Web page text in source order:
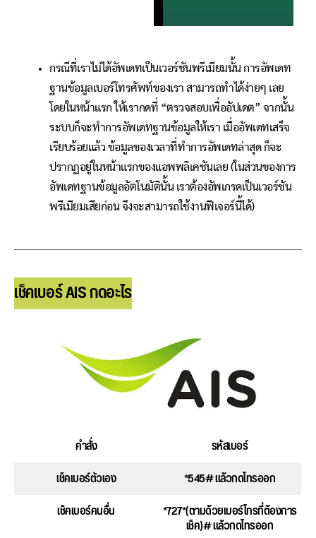
กรณีที่เราไม่ได้อัพเดทเป็นเวอร์ชันพรีเมียมนั้น การอัพเดท
ฐานข้อมูลเบอร์โทรศัพท์ของเรา สามารถทำได้ง่ายๆ เลย
โดยในหน้าแรก ให้เรากดที่ “ตรวจสอบเพื่ออัปเดต” จากนั้น
ระบบก็จะทำการอัพเดทฐานข้อมูลให้เรา เมื่ออัพเดทเสร็จ
เรียบร้อยแล้ว ข้อมูลของเวลาที่ทำการอัพเดทล่าสุด ก็จะ
ปรากฏอยู่ในหน้าแรกของแอพพลิเคชันเลย (ในส่วนของการ
อัพเดทฐานข้อมูลอัตโนมัตินั้น เราต้องอัพเกรดเป็นเวอร์ชัน
พรีเมียมเสียก่อน จึงจะสามารถใช้งานฟีเจอร์นี้ได้)
เช็คเบอร์ AIS กดอะไร
คำสั่ง
รหัสเบอร์
เช็คเบอร์ตัวเอง
*545# แล้วกดโทรออก
เช็คเบอร์คนอื่น
*727*(ตามด้วยเบอร์โทรที่ต้องการ
เช็ค)# แล้วกดโทรออก